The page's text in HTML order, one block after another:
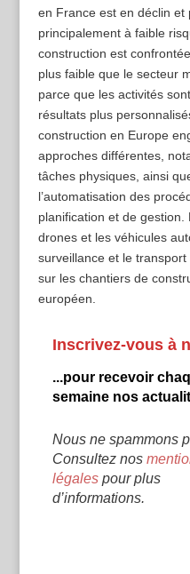
en France est en déclin et
principalement à faible
construction est
plus faible que le secteur
parce que les activités
résultats plus
construction en Europe
approches différentes,
tâches physiques, ainsi
l’automatisation des
planification et de
drones et les véhicules
surveillance et le
sur les chantiers de
européen.
Inscrivez-vous à
...pour recevoir
semaine nos
Nous ne spammons
Consultez nos
légalespour plus
d’informations.